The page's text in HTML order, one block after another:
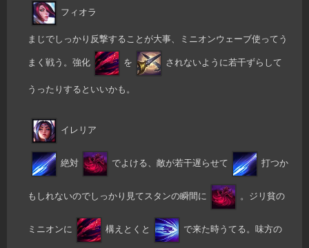
フィオラ
まじでしっかり反撃することが大事、ミニオンウェーブ使ってう
まく戦う。強化
を されないように若干ずらして
うったりするといいかも。
イレリア
絶対 でよける、敵が若干遅らせて 打つか
もしれないのでしっかり見てスタンの瞬間に 。ジリ貧の
ミニオンに 構えとくと で来た時うてる。味方の